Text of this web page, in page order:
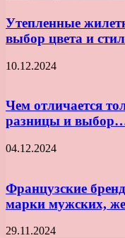
Утепленные
выбор цвета и
10.12.2024
Чем отличается
разницы и
04.12.2024
Французские
марки мужских,
29.11.2024